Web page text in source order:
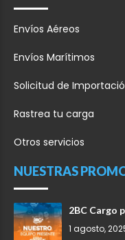
Envíos Aéreos
Envíos Marítimos
Solicitud de
Rastrea tu carga
Otros servicios
NUESTRAS
2BC Cargo
1 agosto,